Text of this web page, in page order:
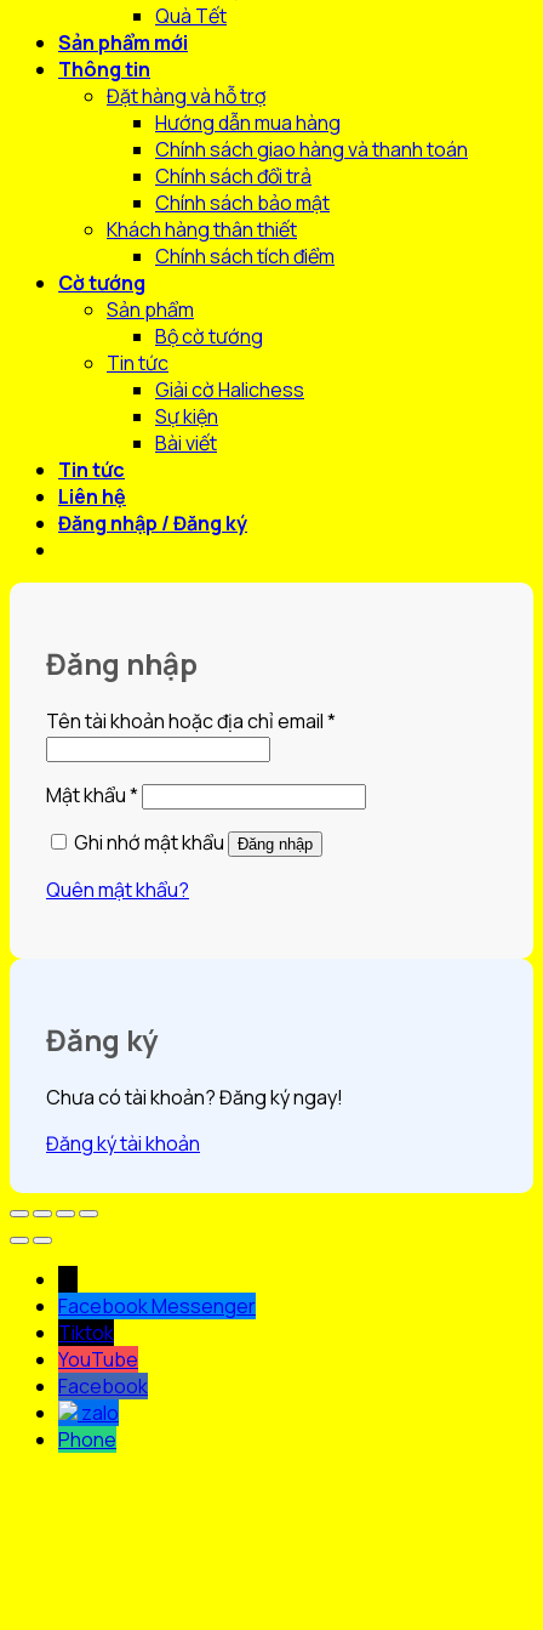
Quà Tết
Sản phẩm mới
Thông tin
Đặt hàng và hỗ trợ
Hướng dẫn mua hàng
Chính sách giao hàng và thanh toán
Chính sách đổi trả
Chính sách bảo mật
Khách hàng thân thiết
Chính sách tích điểm
Cờ tướng
Sản phẩm
Bộ cờ tướng
Tin tức
Giải cờ Halichess
Sự kiện
Bài viết
Tin tức
Liên hệ
Đăng nhập / Đăng ký
Đăng nhập
Tên tài khoản hoặc địa chỉ email*Bắt
Mật khẩu*Bắt
Ghi nhớ mật khẩu
Đăng nhập
Quên mật khẩu?
Đăng ký
Chưa có tài khoản? Đăng ký ngay!
Đăng ký tài khoản
Facebook Messenger
Tiktok
YouTube
Facebook
zalo
Phone